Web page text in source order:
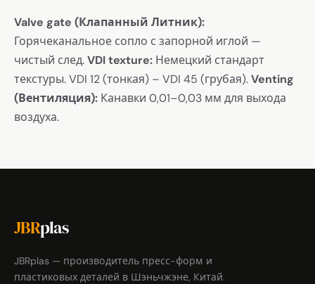
Valve gate (Клапанный Литник):
Горячеканальное сопло с запорной иглой —
чистый след.VDI texture: Немецкий стандарт
текстуры. VDI 12 (тонкая) – VDI 45 (грубая).Venting
(Вентиляция): Канавки 0,01–0,03 мм для выхода
воздуха.
JBRplas
JBRplas — производитель пресс-форм и
пластиковых деталей в Шэньчжэне, Китай.